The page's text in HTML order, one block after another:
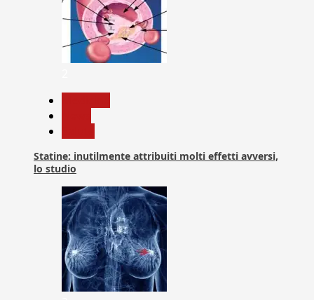
Statine: inutilmente attribuiti molti effetti avversi,
lo studio